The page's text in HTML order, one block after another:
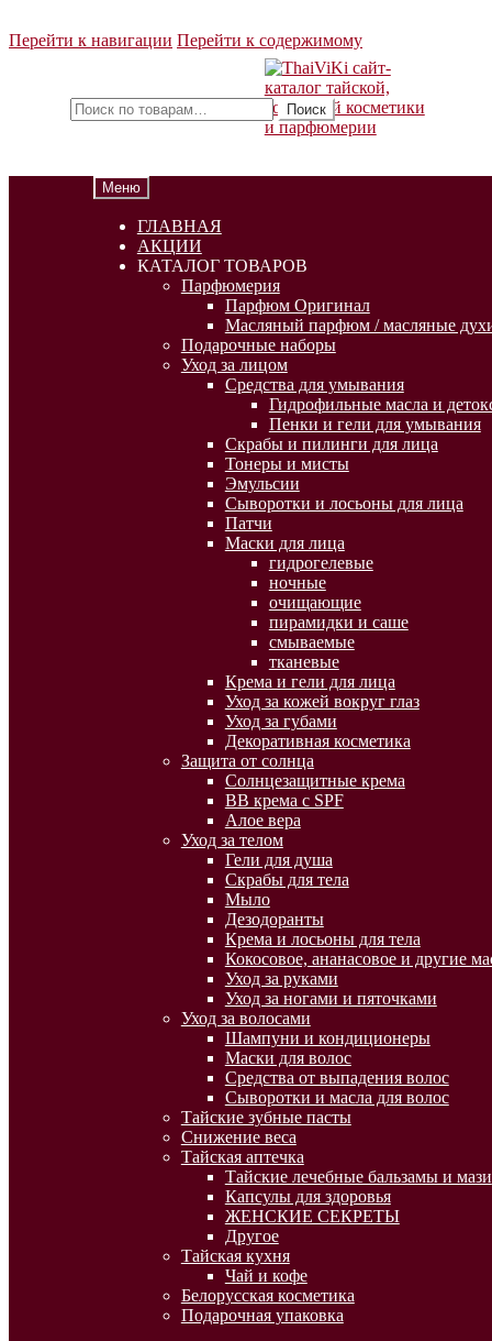
Перейти к навигации Перейти к содержимому
Поиск
Меню
ГЛАВНАЯ
АКЦИИ
КАТАЛОГ ТОВАРОВ
Парфюмерия
Парфюм Оригинал
Масляный парфюм / масляные
Подарочные наборы
Уход за лицом
Средства для умывания
Гидрофильные масла и
Пенки и гели для умывания
Скрабы и пилинги для лица
Тонеры и мисты
Эмульсии
Сыворотки и лосьоны для лица
Патчи
Маски для лица
гидрогелевые
ночные
очищающие
пирамидки и саше
смываемые
тканевые
Крема и гели для лица
Уход за кожей вокруг глаз
Уход за губами
Декоративная косметика
Защита от солнца
Солнцезащитные крема
BB крема с SPF
Алое вера
Уход за телом
Гели для душа
Скрабы для тела
Мыло
Дезодоранты
Крема и лосьоны для тела
Кокосовое, ананасовое и другие
Уход за руками
Уход за ногами и пяточками
Уход за волосами
Шампуни и кондиционеры
Маски для волос
Средства от выпадения волос
Сыворотки и масла для волос
Тайские зубные пасты
Снижение веса
Тайская аптечка
Тайские лечебные бальзамы и мази
Капсулы для здоровья
ЖЕНСКИЕ СЕКРЕТЫ
Другое
Тайская кухня
Чай и кофе
Белорусская косметика
Подарочная упаковка